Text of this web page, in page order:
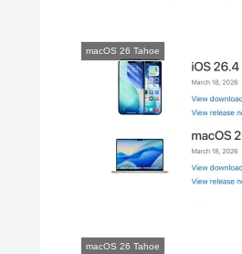
macOS 26 Tahoe
macOS 26 Tahoe